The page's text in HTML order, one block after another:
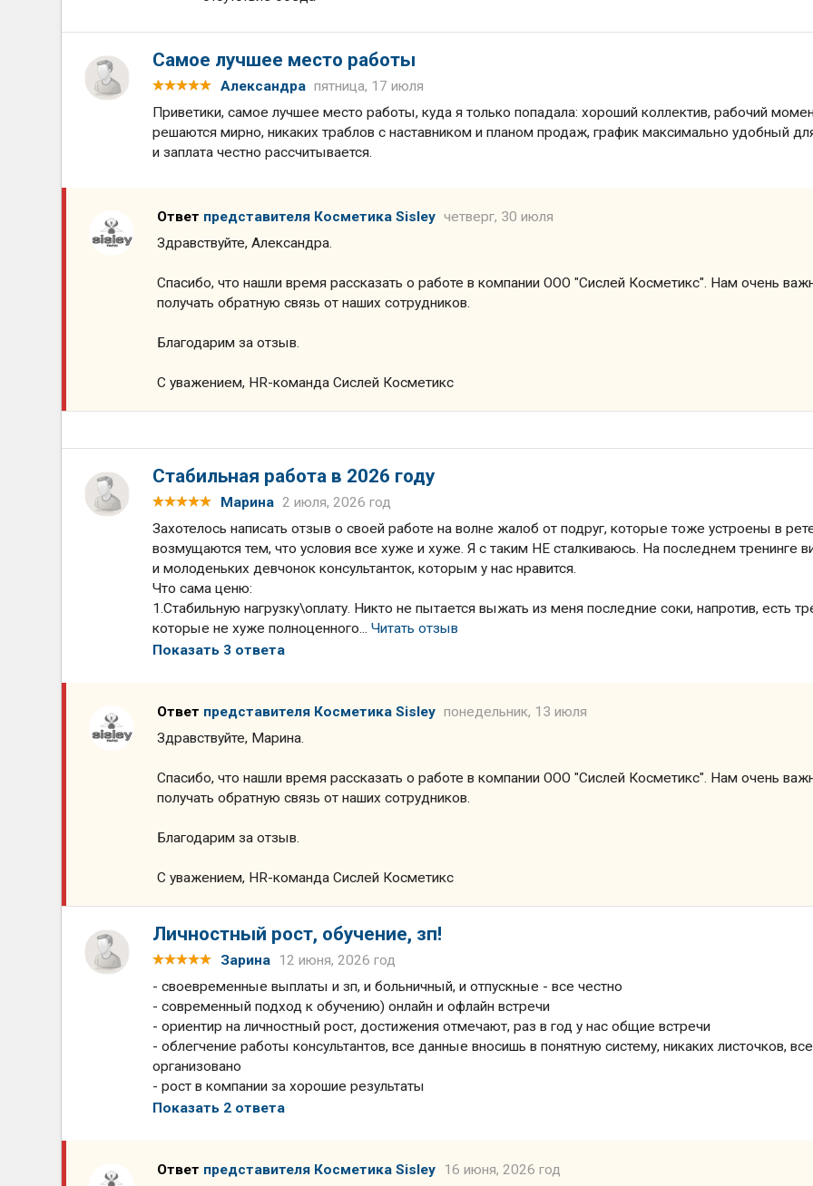
Самое лучшее место работы
Александра пятница, 17 июля
Приветики, самое лучшее место работы, куда я только попадала: хороший коллектив, рабочий
решаются мирно, никаких траблов с наставником и планом продаж, график максимально удобный
и заплата честно рассчитывается.
Ответ представителя Косметика Sisley четверг, 30 июля
Здравствуйте, Александра.
Спасибо, что нашли время рассказать о работе в компании ООО "Сислей Косметикс". Нам очень
получать обратную связь от наших сотрудников.
Благодарим за отзыв.
С уважением, HR-команда Сислей Косметикс
Стабильная работа в 2026 году
Марина 2 июля, 2026 год
Захотелось написать отзыв о своей работе на волне жалоб от подруг, которые тоже устроены в
возмущаются тем, что условия все хуже и хуже. Я с таким НЕ сталкиваюсь. На последнем тренинге
и молоденьких девчонок консультанток, которым у нас нравится.
Что сама ценю:
1.Стабильную нагрузку\оплату. Никто не пытается выжать из меня последние соки, напротив, есть
которые не хуже полноценного...Читать отзыв
Показать 3 ответа
Ответ представителя Косметика Sisley понедельник, 13 июля
Здравствуйте, Марина.
Спасибо, что нашли время рассказать о работе в компании ООО "Сислей Косметикс". Нам очень
получать обратную связь от наших сотрудников.
Благодарим за отзыв.
С уважением, HR-команда Сислей Косметикс
Личностный рост, обучение, зп!
Зарина
12 июня, 2026 год
- своевременные выплаты и зп, и больничный, и отпускные - все честно
- современный подход к обучению) онлайн и офлайн встречи
- ориентир на личностный рост, достижения отмечают, раз в год у нас общие встречи
- облегчение работы консультантов, все данные вносишь в понятную систему, никаких листочков, все
организовано
- рост в компании за хорошие результаты
Показать 2 ответа
Ответ представителя Косметика Sisley
16 июня, 2026 год